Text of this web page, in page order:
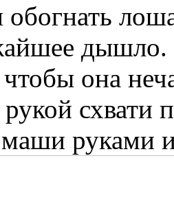
дышло.
она
схвати
руками